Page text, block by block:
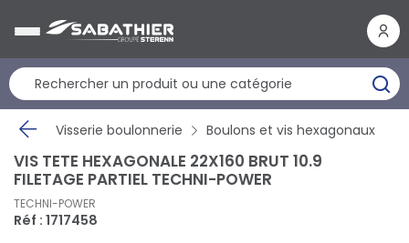
Visserie boulonnerie Boulons et vis hexagonaux
VIS TETE HEXAGONALE 22X160 BRUT 10.9
FILETAGE PARTIEL TECHNI-POWER
TECHNI-POWER
Réf : 1717458